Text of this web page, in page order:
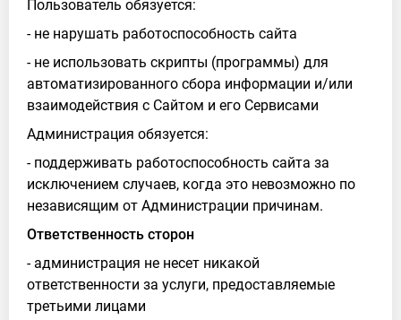
Пользователь обязуется:
- не нарушать работоспособность сайта
- не использовать скрипты (программы) для
автоматизированного сбора информации и/или
взаимодействия с Сайтом и его Сервисами
Администрация обязуется:
- поддерживать работоспособность сайта за
исключением случаев, когда это невозможно по
независящим от Администрации причинам.
Ответственность сторон
- администрация не несет никакой
ответственности за услуги, предоставляемые
третьими лицами